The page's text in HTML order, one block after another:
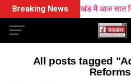
Breaking Newsउत्तराखंड में आज सात जिलों
All posts tagged